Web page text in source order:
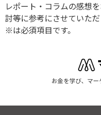
レポート・コラムの感想
討等に参考にさせていただ
※は必須項目です。
お金を学び、マ